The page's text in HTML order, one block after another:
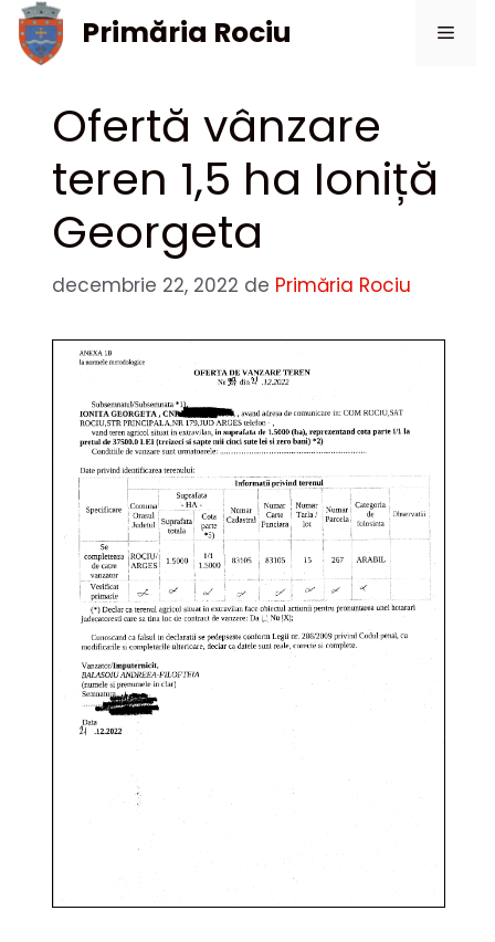
Sari
conținut
Primăria Rociu
Ofertă vânzare
teren 1,5 ha Ioniță
Georgeta
decembrie 22, 2022 de Primăria Rociu